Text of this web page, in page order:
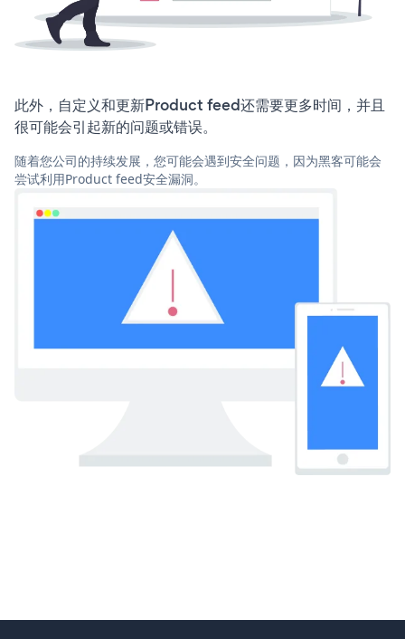
此外，自定义和更新Product feed还需要更多时间，并且
很可能会引起新的问题或错误。
随着您公司的持续发展，您可能会遇到安全问题，因为黑客可能会
尝试利用Product feed安全漏洞。